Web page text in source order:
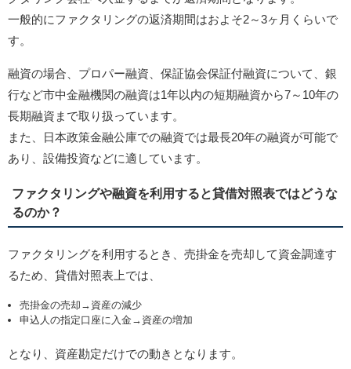
一般的にファクタリングの返済期間はおよそ2～3ヶ月くらいで
す。
融資の場合、プロパー融資、保証協会保証付融資について、銀
行など市中金融機関の融資は1年以内の短期融資から7～10年の
長期融資まで取り扱っています。
また、日本政策金融公庫での融資では最長20年の融資が可能で
あり、設備投資などに適しています。
ファクタリングや融資を利用すると貸借対照表ではどうな
るのか？
ファクタリングを利用するとき、売掛金を売却して資金調達す
るため、貸借対照表上では、
売掛金の売却→資産の減少
申込人の指定口座に入金→資産の増加
となり、資産勘定だけでの動きとなります。